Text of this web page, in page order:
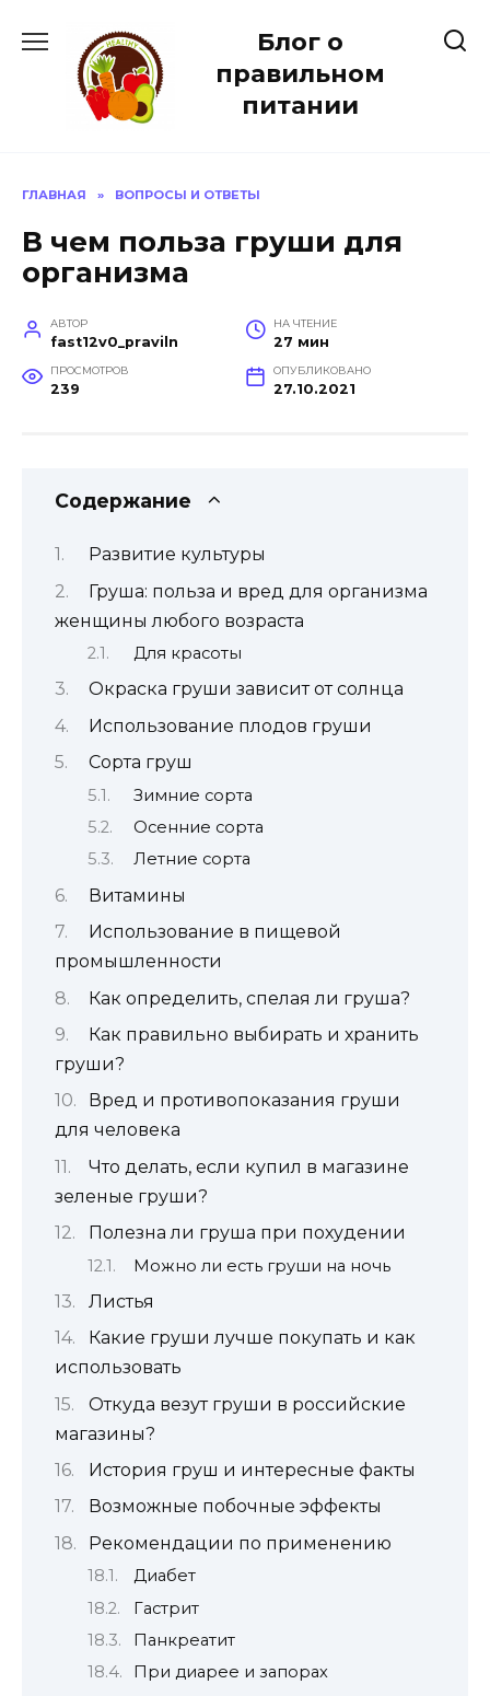
содержанию
Блог о
правильном
питании
ГЛАВНАЯ » ВОПРОСЫ И ОТВЕТЫ
В чем польза груши для
организма
АВТОР
fast12v0_praviln
НА ЧТЕНИЕ
27 мин
ПРОСМОТРОВ
239
ОПУБЛИКОВАНО
27.10.2021
Содержание
Развитие культуры
Груша: польза и вред для организма
женщины любого возраста
Для красоты
Окраска груши зависит от солнца
Использование плодов груши
Сорта груш
Зимние сорта
Осенние сорта
Летние сорта
Витамины
Использование в пищевой
промышленности
Как определить, спелая ли груша?
Как правильно выбирать и хранить
груши?
Вред и противопоказания груши
для человека
Что делать, если купил в магазине
зеленые груши?
Полезна ли груша при похудении
Можно ли есть груши на ночь
Листья
Какие груши лучше покупать и как
использовать
Откуда везут груши в российские
магазины?
История груш и интересные факты
Возможные побочные эффекты
Рекомендации по применению
Диабет
Гастрит
Панкреатит
При диарее и запорах